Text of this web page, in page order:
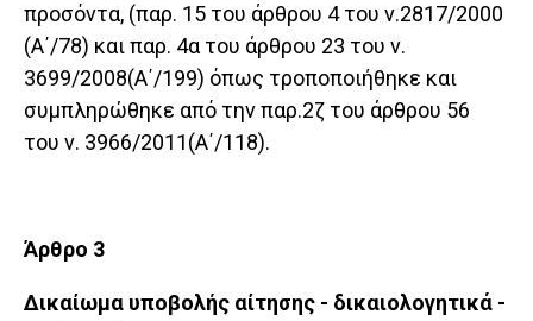
προσόντα, (παρ. 15 του άρθρου 4 του ν.2817/2000
(Α΄/78) και παρ. 4α του άρθρου 23 του ν.
3699/2008(Α΄/199) όπως τροποποιήθηκε και
συμπληρώθηκε από την παρ.2ζ του άρθρου 56
του ν. 3966/2011(Α΄/118).
Άρθρο 3
Δικαίωμα υποβολής αίτησης - δικαιολογητικά -